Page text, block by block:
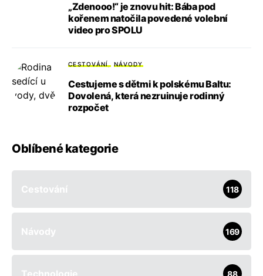
„Zdenooo!“ je znovu hit: Bába pod
kořenem natočila povedené volební
video pro SPOLU
CESTOVÁNÍ NÁVODY
Cestujeme s dětmi k polskému Baltu:
Dovolená, která nezruinuje rodinný
rozpočet
Oblíbené kategorie
Cestování 118
Návody 169
Technologie 88